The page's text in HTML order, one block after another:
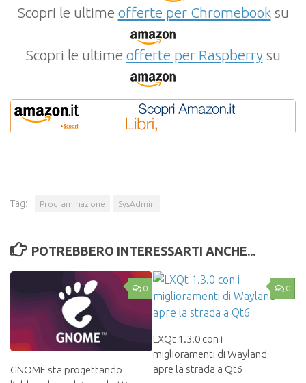
Scopri le ultime offerte per Chromebooksu
Scopri le ultime offerte per Raspberrysu
Tag: Programmazione SysAdmin
POTREBBERO INTERESSARTI ANCHE...
0
GNOME sta progettando
0
LXQt 1.3.0 con i
miglioramenti di Wayland
apre la strada a Qt6